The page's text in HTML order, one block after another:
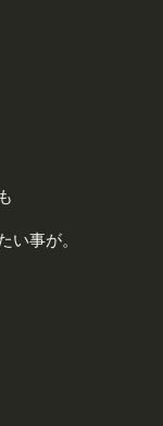
い事が。